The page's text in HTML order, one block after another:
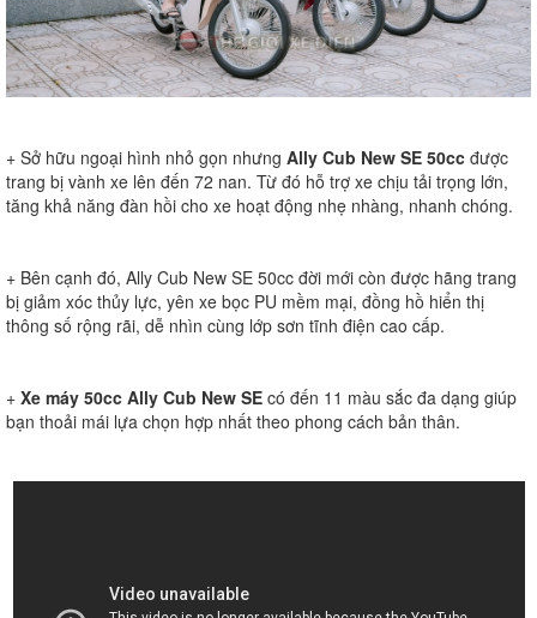
+ Sở hữu ngoại hình nhỏ gọn nhưng Ally Cub New SE 50cc được
trang bị vành xe lên đến 72 nan. Từ đó hỗ trợ xe chịu tải trọng lớn,
tăng khả năng đàn hồi cho xe hoạt động nhẹ nhàng, nhanh chóng.
+ Bên cạnh đó, Ally Cub New SE 50cc đời mới còn được hãng trang
bị giảm xóc thủy lực, yên xe bọc PU mềm mại, đồng hồ hiển thị
thông số rộng rãi, dễ nhìn cùng lớp sơn tĩnh điện cao cấp.
+ Xe máy 50cc Ally Cub New SE có đến 11 màu sắc đa dạng giúp
bạn thoải mái lựa chọn hợp nhất theo phong cách bản thân.